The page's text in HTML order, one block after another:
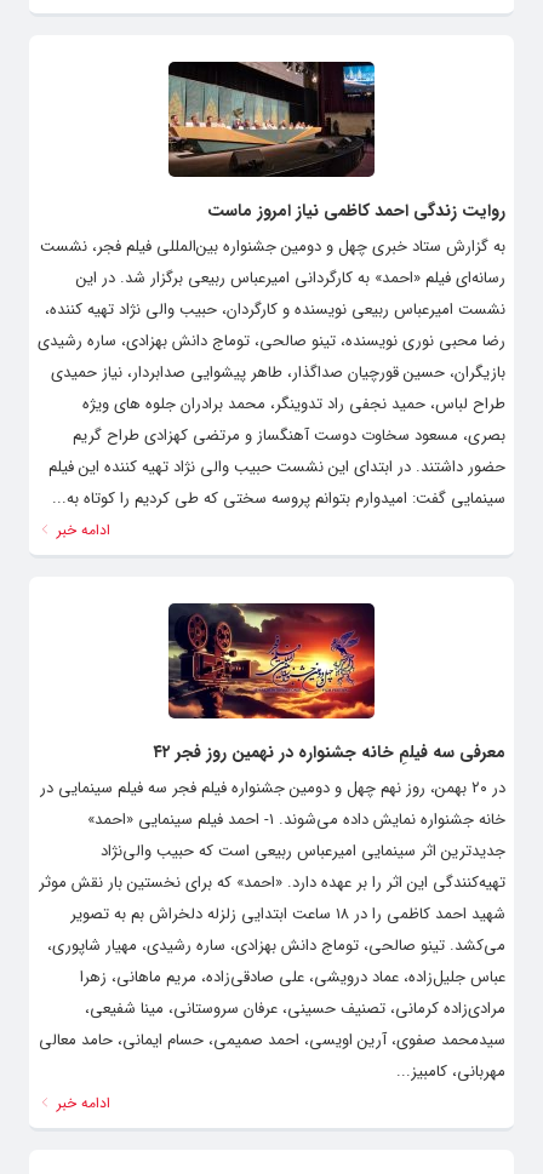
ادامه خبر
روایت زندگی احمد کاظمی نیاز امروز ماست
به گزارش ستاد خبری چهل و دومین جشنواره بین‌المللی فیلم فجر، نشست
رسانه‌ای فیلم «احمد» به کارگردانی امیرعباس ربیعی برگزار شد. در این
نشست امیرعباس ربیعی نویسنده و کارگردان، حبیب والی نژاد تهیه کننده،
رضا محبی نوری نویسنده، تینو صالحی، توماج دانش بهزادی، ساره رشیدی
بازیگران، حسین قورچیان صداگذار، طاهر پیشوایی صدابردار، نیاز حمیدی
طراح لباس، حمید نجفی راد تدوینگر، محمد برادران جلوه های ویژه
بصری، مسعود سخاوت دوست آهنگساز و مرتضی کهزادی طراح گریم
حضور داشتند. در ابتدای این نشست حبیب والی نژاد تهیه کننده این فیلم
سینمایی گفت: امیدوارم بتوانم پروسه سختی که طی کردیم را کوتاه به...
ادامه خبر
معرفی سه فیلمِ خانه‌ جشنواره در نهمین روز فجر ۴۲
در ۲۰ بهمن، روز نهم چهل و دومین جشنواره فیلم فجر سه فیلم سینمایی در
خانه جشنواره نمایش داده می‌شوند. ۱- احمد فیلم سینمایی «احمد»
جدیدترین اثر سینمایی امیرعباس ربیعی است که حبیب والی‌نژاد
تهیه‌کنندگی این اثر را بر عهده دارد. «احمد» که برای نخستین بار نقش موثر
شهید احمد کاظمی را در ۱۸ ساعت ابتدایی زلزله دلخراش بم به تصویر
می‌کشد. تینو صالحی، توماج دانش بهزادی، ساره رشیدی، مهیار شاپوری،
عباس جلیل‌زاده، عماد درویشی، علی صادقی‌زاده، مریم ماهانی، زهرا
مرادی‌زاده کرمانی، تصنیف حسینی، عرفان سروستانی، مینا شفیعی،
سیدمحمد صفوی، آرین اویسی، احمد صمیمی، حسام ایمانی، حامد معالی
ادامه خبر